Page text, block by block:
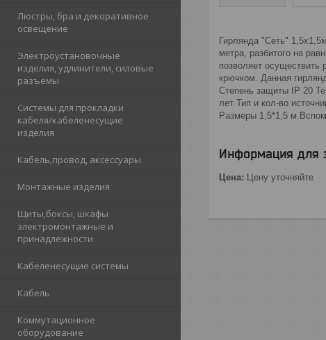
Люстры, бра и декоративное
освещение
Электроустановочные
изделия, удлинители, силовые
разъемы
Системы для прокладки
кабеля/кабеленесущие
изделия
Кабель,провод, аксессуары
Монтажные изделия
Щиты,боксы, шкафы
электромонтажные и
принадлежности
Кабеленесущие системы
Кабель
Коммутационное
оборудование
Гирлянда "Сеть"
метра, разбитого на
позволяет осуществить
крючком. Данная
Степень защиты IP 20
лет Тип и кол-во
Размеры 1,5*1,5 м
Информация для
Цена: Цену уточняйте